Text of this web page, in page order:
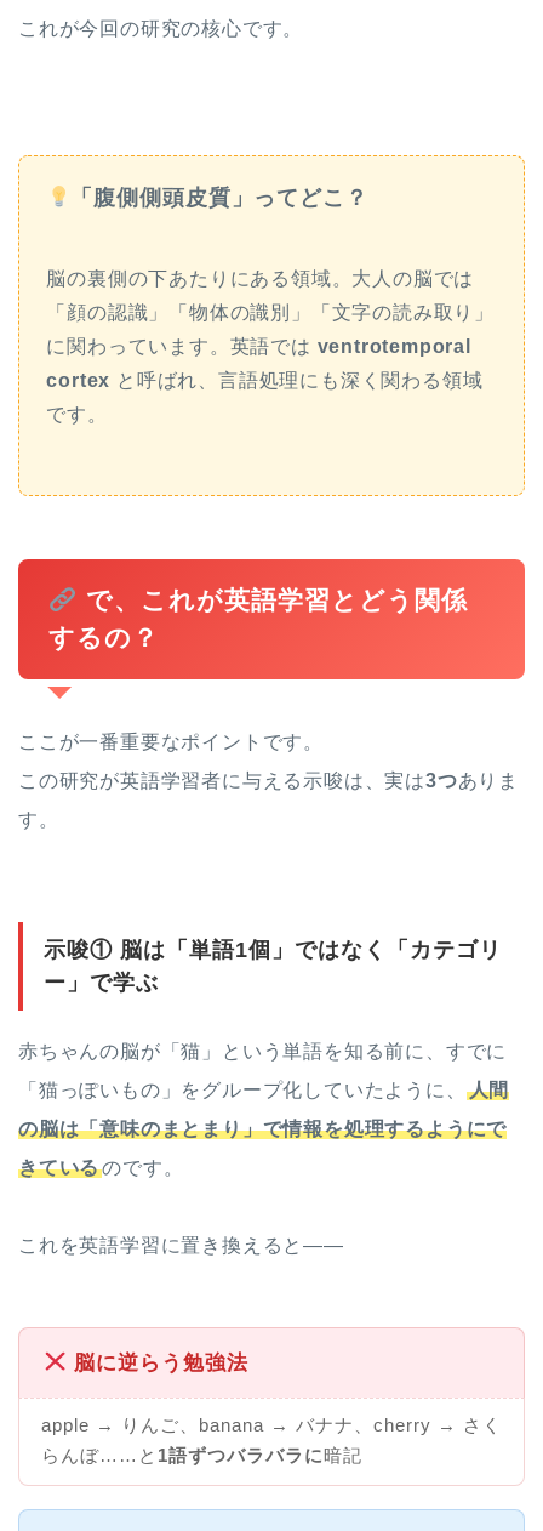
これが今回の研究の核心です。
「腹側側頭皮質」ってどこ？
脳の裏側の下あたりにある領域。大人の脳では
「顔の認識」「物体の識別」「文字の読み取り」
に関わっています。英語では ventrotemporal
cortex と呼ばれ、言語処理にも深く関わる領域
です。
で、これが英語学習とどう関係
するの？
ここが一番重要なポイントです。
この研究が英語学習者に与える示唆は、実は3つありま
す。
示唆① 脳は「単語1個」ではなく「カテゴリ
ー」で学ぶ
赤ちゃんの脳が「猫」という単語を知る前に、すでに
「猫っぽいもの」をグループ化していたように、
人間
の脳は「意味のまとまり」で情報を処理するようにで
きているのです。
これを英語学習に置き換えると——
脳に逆らう勉強法
apple → りんご、banana → バナナ、cherry → さく
らんぼ……と 1語ずつバラバラに暗記